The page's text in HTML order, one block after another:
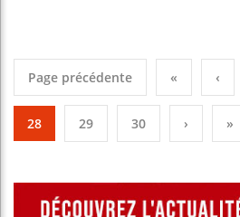
Page précédente « ‹
28 29 30 › »